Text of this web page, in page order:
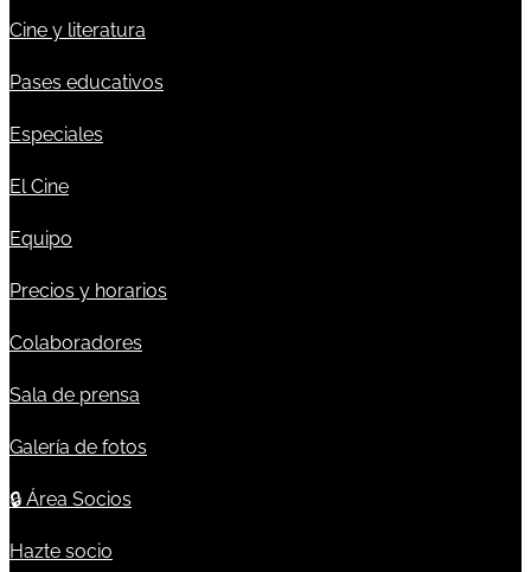
Cine y literatura
Pases educativos
Especiales
El Cine
Equipo
Precios y horarios
Colaboradores
Sala de prensa
Galería de fotos
🔒 Área Socios
Hazte socio